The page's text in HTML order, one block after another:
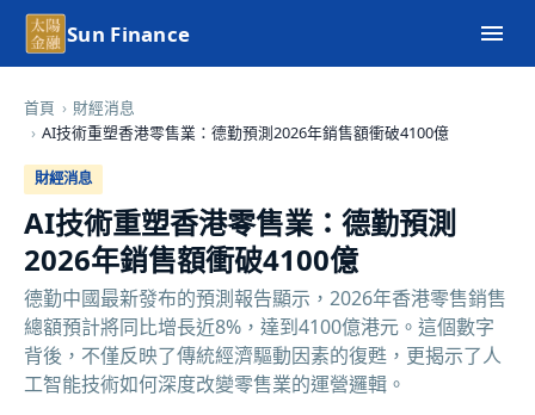
Sun Finance
首頁 › 財經消息
› AI技術重塑香港零售業：德勤預測2026年銷售額衝破4100億
財經消息
AI技術重塑香港零售業：德勤預測
2026年銷售額衝破4100億
德勤中國最新發布的預測報告顯示，2026年香港零售銷售
總額預計將同比增長近8%，達到4100億港元。這個數字
背後，不僅反映了傳統經濟驅動因素的復甦，更揭示了人
工智能技術如何深度改變零售業的運營邏輯。